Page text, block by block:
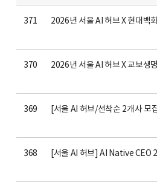
371
370
369
368